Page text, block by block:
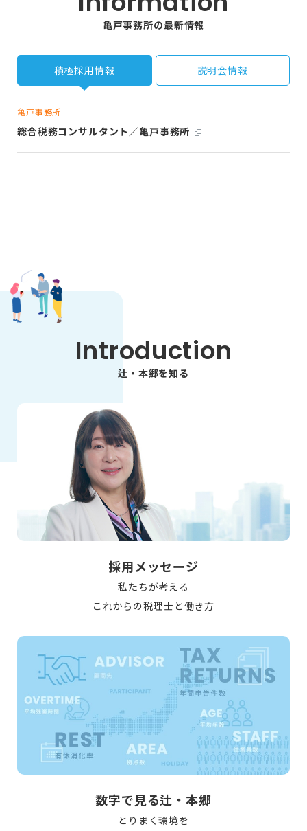
亀戸事務所の最新情報
積極採用情報 説明会情報
亀戸事務所
総合税務コンサルタント／亀戸事務所
Introduction
辻・本郷を知る
採用メッセージ
私たちが考える
これからの税理士と働き方
数字で見る辻・本郷
とりまく環境を